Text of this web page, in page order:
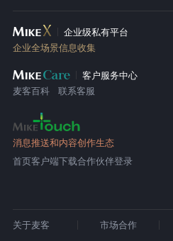
企业级私有平台
企业全场景信息收集
客户服务中心
麦客百科
联系客服
消息推送和内容创作生态
首页客户端下载合作伙伴登录
关于麦客 市场合作